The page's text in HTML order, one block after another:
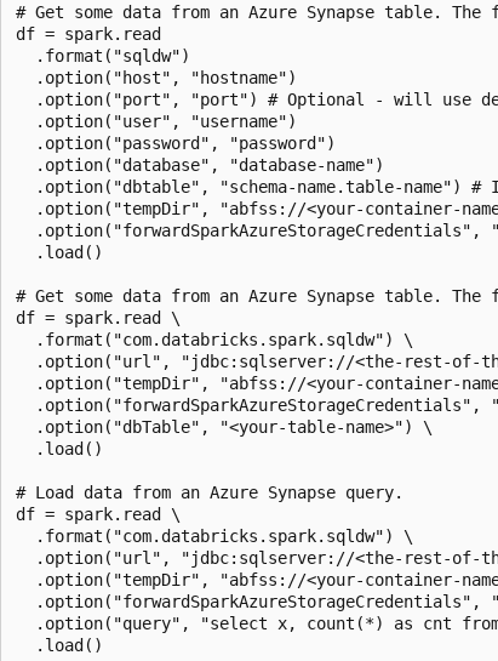
# Get some data from an Azure Synapse table.
df = spark.read
  .format("sqldw")
  .option("host", "hostname")
.option("port", "port") # Optional - will use
  .option("user", "username")
  .option("password", "password")
  .option("database", "database-name")
.option("dbtable", "schema-name.table-name") #
.option("tempDir", "abfss://<your-container-
.option("forwardSparkAzureStorageCredentials",
  .load()
# Get some data from an Azure Synapse table.
df = spark.read \
  .format("com.databricks.spark.sqldw") \
.option("url", "jdbc:sqlserver://<the-rest-of-
.option("tempDir", "abfss://<your-container-
.option("forwardSparkAzureStorageCredentials",
  .option("dbTable", "<your-table-name>") \
  .load()
# Load data from an Azure Synapse query.
df = spark.read \
  .format("com.databricks.spark.sqldw") \
.option("url", "jdbc:sqlserver://<the-rest-of-
.option("tempDir", "abfss://<your-container-
.option("forwardSparkAzureStorageCredentials",
.option("query", "select x, count(*) as cnt
  .load()